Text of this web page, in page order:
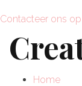
Contacteer ons
Home